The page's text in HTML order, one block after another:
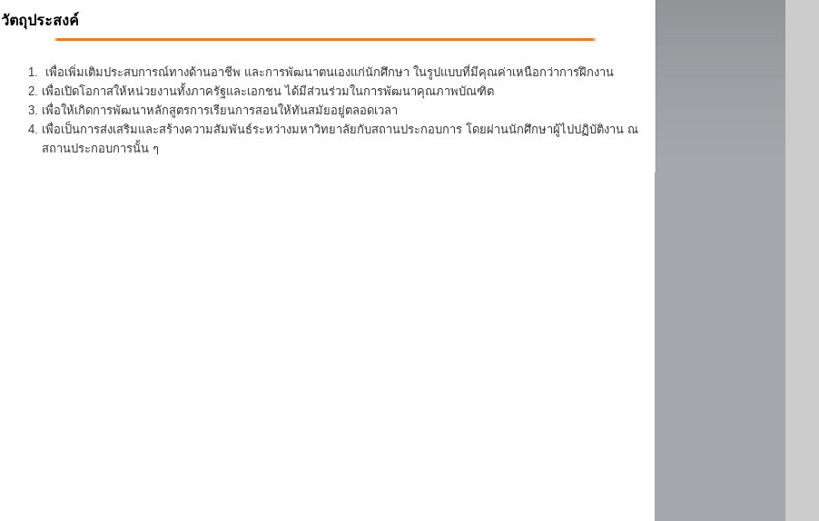
วัตถุประสงค์
เพื่อเพิ่มเติมประสบการณ์ทางด้านอาชีพ และการพัฒนาตนเองแก่นักศึกษา ในรูปแบบที่มีคุณค่าเหนือกว่าการฝึกงาน
เพื่อเปิดโอกาสให้หน่วยงานทั้งภาครัฐและเอกชน ได้มีส่วนร่วมในการพัฒนาคุณภาพบัณฑิต
เพื่อให้เกิดการพัฒนาหลักสูตรการเรียนการสอนให้ทันสมัยอยู่ตลอดเวลา
เพื่อเป็นการส่งเสริมและสร้างความสัมพันธ์ระหว่างมหาวิทยาลัยกับสถานประกอบการ โดยผ่านนักศึกษาผู้ไปปฏิบัติงาน ณ
สถานประกอบการนั้น ๆ